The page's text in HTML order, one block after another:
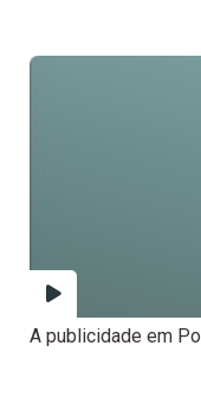
A publicidade em